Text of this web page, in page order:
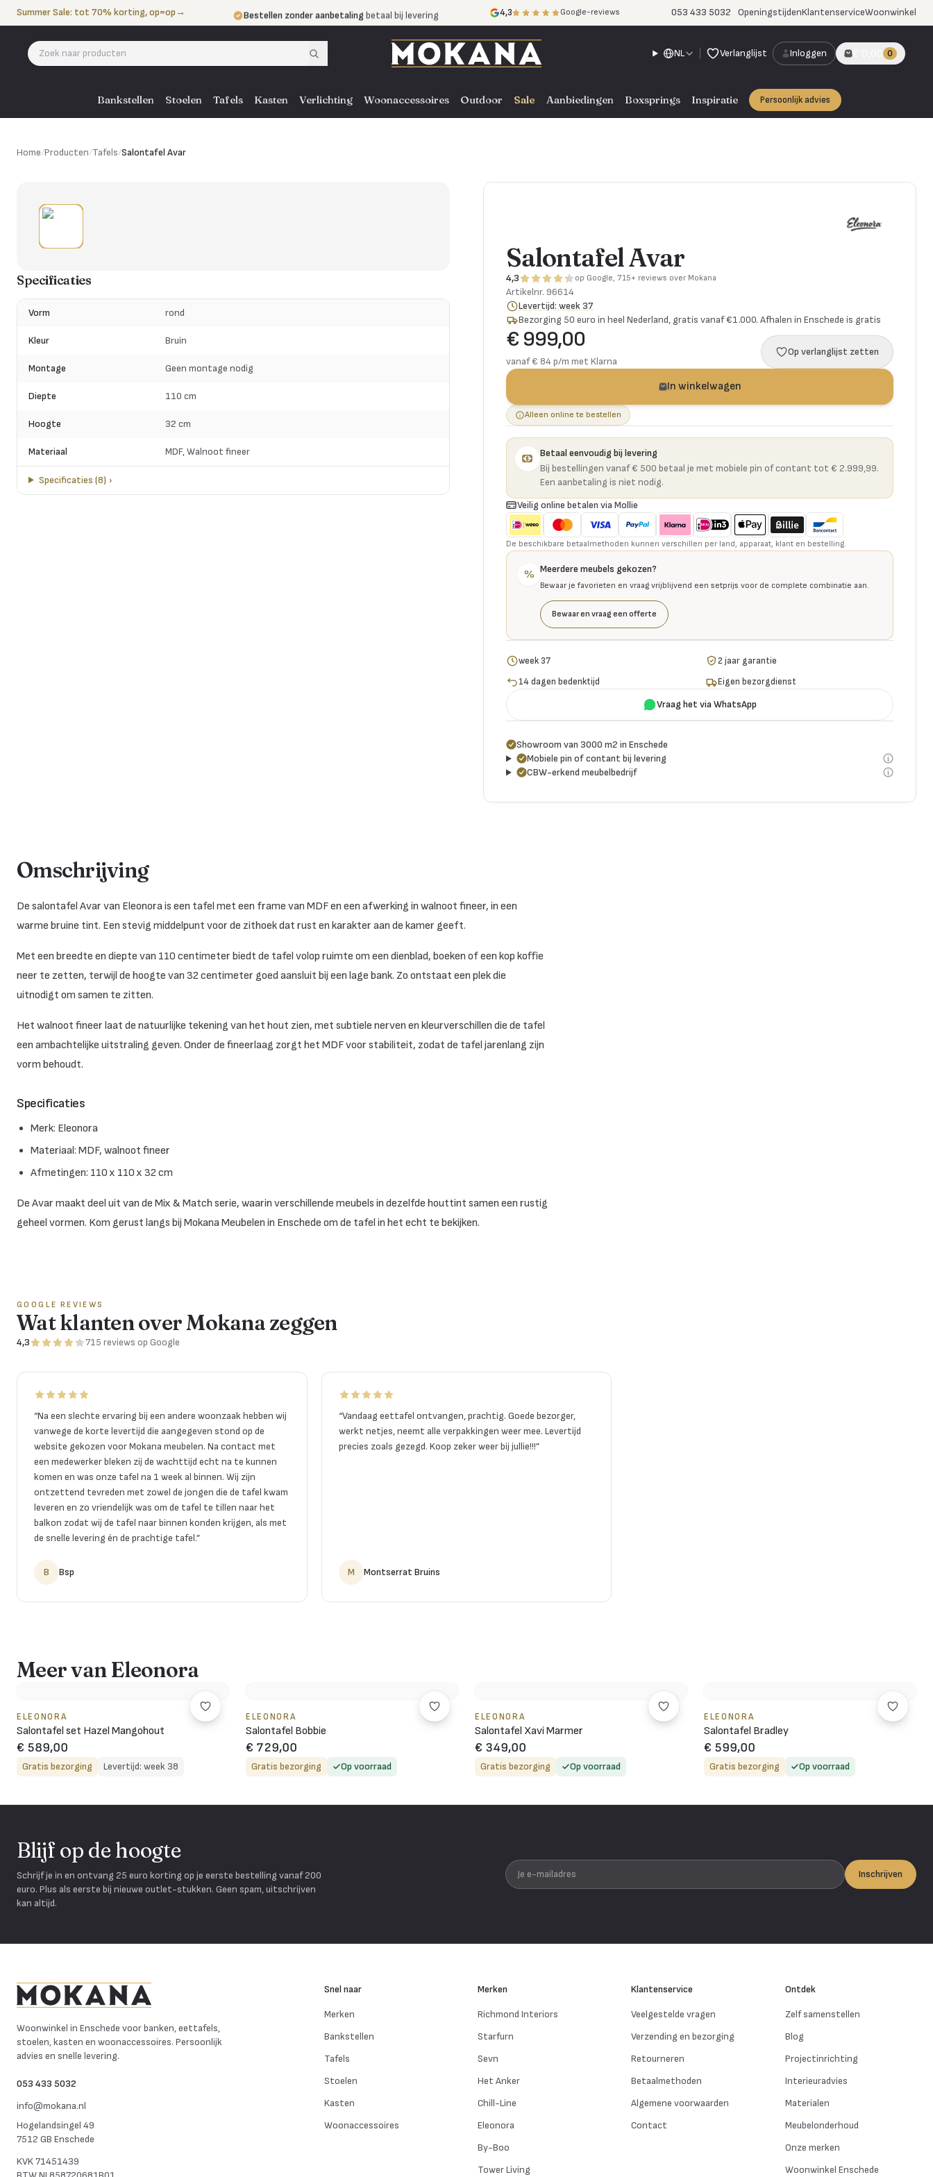
Naar de inhoud
Summer Sale: tot 70% korting, op=op→ Bestellen zonder aanbetaling betaal bij levering
Eigen bezorgdienst door heel NL, BE en DE
4,3 Google-reviews 053 433 5032 OpeningstijdenKlantenserviceWoonwinkel
NL Verlanglijst Inloggen € 0,00 0
Bankstellen Stoelen Tafels Kasten Verlichting Woonaccessoires Outdoor Sale Aanbiedingen Boxsprings Inspiratie Persoonlijk advies
Home/Producten/Tafels/Salontafel Avar
Specificaties
Vorm rond
Kleur Bruin
Montage Geen montage nodig
Diepte 110 cm
Hoogte 32 cm
Materiaal MDF, Walnoot fineer
Specificaties (8) ›
Salontafel Avar
4,3 op Google, 715+ reviews over Mokana
Artikelnr. 96614
Levertijd: week 37
Bezorging 50 euro in heel Nederland, gratis vanaf €1.000. Afhalen in Enschede is gratis
€ 999,00
vanaf € 84 p/m met Klarna
Op verlanglijst zetten
In winkelwagen
Alleen online te bestellen
Betaal eenvoudig bij levering
Bij bestellingen vanaf € 500 betaal je met mobiele pin of contant tot € 2.999,99.
Een aanbetaling is niet nodig.
Veilig online betalen via Mollie
De beschikbare betaalmethoden kunnen verschillen per land, apparaat, klant en bestelling.
% Meerdere meubels gekozen?
Bewaar je favorieten en vraag vrijblijvend een setprijs voor de complete combinatie aan.
Bewaar en vraag een offerte
week 37
2 jaar garantie
14 dagen bedenktijd
Eigen bezorgdienst
Vraag het via WhatsApp
Showroom van 3000 m2 in Enschede
Mobiele pin of contant bij levering
CBW-erkend meubelbedrijf
Omschrijving
De salontafel Avar van Eleonora is een tafel met een frame van MDF en een afwerking in walnoot fineer, in een
warme bruine tint. Een stevig middelpunt voor de zithoek dat rust en karakter aan de kamer geeft.
Met een breedte en diepte van 110 centimeter biedt de tafel volop ruimte om een dienblad, boeken of een kop koffie
neer te zetten, terwijl de hoogte van 32 centimeter goed aansluit bij een lage bank. Zo ontstaat een plek die
uitnodigt om samen te zitten.
Het walnoot fineer laat de natuurlijke tekening van het hout zien, met subtiele nerven en kleurverschillen die de tafel
een ambachtelijke uitstraling geven. Onder de fineerlaag zorgt het MDF voor stabiliteit, zodat de tafel jarenlang zijn
vorm behoudt.
Specificaties
Merk: Eleonora
Materiaal: MDF, walnoot fineer
Afmetingen: 110 x 110 x 32 cm
De Avar maakt deel uit van de Mix & Match serie, waarin verschillende meubels in dezelfde houttint samen een rustig
geheel vormen. Kom gerust langs bij Mokana Meubelen in Enschede om de tafel in het echt te bekijken.
GOOGLE REVIEWS
Wat klanten over Mokana zeggen
4,3 715 reviews op Google
“Na een slechte ervaring bij een andere woonzaak hebben wij
vanwege de korte levertijd die aangegeven stond op de
website gekozen voor Mokana meubelen. Na contact met
een medewerker bleken zij de wachttijd echt na te kunnen
komen en was onze tafel na 1 week al binnen. Wij zijn
ontzettend tevreden met zowel de jongen die de tafel kwam
leveren en zo vriendelijk was om de tafel te tillen naar het
balkon zodat wij de tafel naar binnen konden krijgen, als met
de snelle levering én de prachtige tafel.”
B Bsp
“Vandaag eettafel ontvangen, prachtig. Goede bezorger,
werkt netjes, neemt alle verpakkingen weer mee. Levertijd
precies zoals gezegd. Koop zeker weer bij jullie!!!”
M Montserrat Bruins
Meer van Eleonora
ELEONORA
Salontafel set Hazel Mangohout
€ 589,00
Gratis bezorging Levertijd: week 38
ELEONORA
Salontafel Bobbie
€ 729,00
Gratis bezorging Op voorraad
ELEONORA
Salontafel Xavi Marmer
€ 349,00
Gratis bezorging Op voorraad
ELEONORA
Salontafel Bradley
€ 599,00
Gratis bezorging Op voorraad
Blijf op de hoogte
Schrijf je in en ontvang 25 euro korting op je eerste bestelling vanaf 200
euro. Plus als eerste bij nieuwe outlet-stukken. Geen spam, uitschrijven
kan altijd.
Je e-mailadres
Inschrijven
Woonwinkel in Enschede voor banken, eettafels,
stoelen, kasten en woonaccessoires. Persoonlijk
advies en snelle levering.
053 433 5032
info@mokana.nl
Hogelandsingel 49
7512 GB Enschede
KVK71451439
Snel naar
Merken
Bankstellen
Tafels
Stoelen
Kasten
Woonaccessoires
Merken
Richmond Interiors
Starfurn
Sevn
Het Anker
Chill-Line
Eleonora
By-Boo
Tower Living
Klantenservice
Veelgestelde vragen
Verzending en bezorging
Retourneren
Betaalmethoden
Algemene voorwaarden
Contact
Ontdek
Zelf samenstellen
Blog
Projectinrichting
Interieuradvies
Materialen
Meubelonderhoud
Onze merken
Woonwinkel Enschede